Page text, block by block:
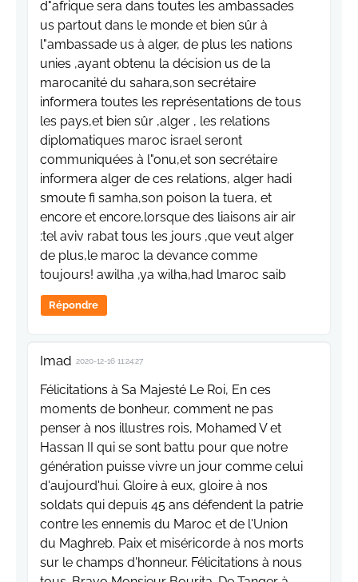
d"afrique sera dans toutes les ambassades
us partout dans le monde et bien sûr à
l"ambassade us à alger, de plus les nations
unies ,ayant obtenu la décision us de la
marocanité du sahara,son secrétaire
informera toutes les représentations de tous
les pays,et bien sûr ,alger , les relations
diplomatiques maroc israel seront
communiquées à l"onu,et son secrétaire
informera alger de ces relations, alger hadi
smoute fi samha,son poison la tuera, et
encore et encore,lorsque des liaisons air air
:tel aviv rabat tous les jours ,que veut alger
de plus,le maroc la devance comme
toujours! awilha ,ya wilha,had lmaroc saib
Répondre
Imad 2020-12-16 11:24:27
Félicitations à Sa Majesté Le Roi, En ces
moments de bonheur, comment ne pas
penser à nos illustres rois, Mohamed V et
Hassan II qui se sont battu pour que notre
génération puisse vivre un jour comme celui
d'aujourd'hui. Gloire à eux, gloire à nos
soldats qui depuis 45 ans défendent la patrie
contre les ennemis du Maroc et de l'Union
du Maghreb. Paix et miséricorde à nos morts
sur le champs d'honneur. Félicitations à nous